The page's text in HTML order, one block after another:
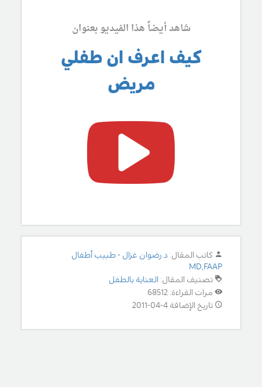
شاهد أيضاً هذا الفيديو بعنوان
كيف اعرف ان طفلي
مريض
كاتب المقال: د.رضوان غزال - طبيب أطفال
MD,FAAP
تصنيف المقال: العناية بالطفل
مرات القراءة: 68512
تاريخ الإضافة 4-04-2011